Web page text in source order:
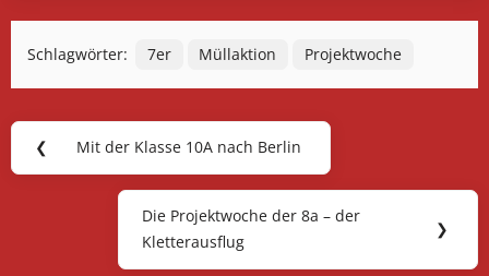
Schlagwörter: 7er Müllaktion Projektwoche
Beitragsnavigation
❮
Previous
Mit der Klasse 10A nach Berlin
Next
Post:
Die Projektwoche der 8a – der
Kletterausflug
❯